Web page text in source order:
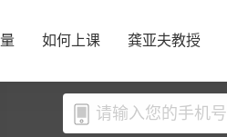
如何上课 龚亚夫教授